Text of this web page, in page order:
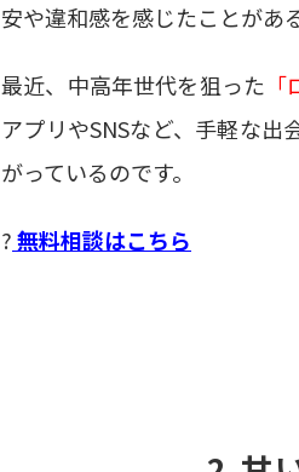
安や違和感を感じたことがあ
最近、中高年世代を狙った
アプリやSNSなど、手軽な
がっているのです。
?無料相談はこちら